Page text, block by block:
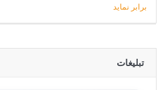
تبلیغات